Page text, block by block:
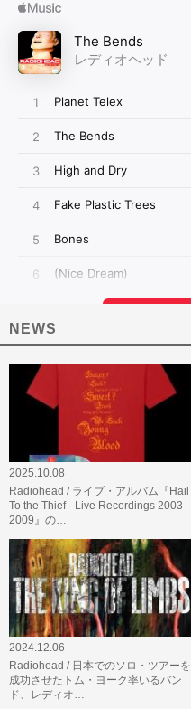
NEWS
2025.10.08
Radiohead / ライブ・アルバム『Hail
To the Thief - Live Recordings 2003-
2009』の…
2024.12.06
Radiohead / 日本でのソロ・ツアーを
成功させたトム・ヨーク率いるバン
ド、レディオ…